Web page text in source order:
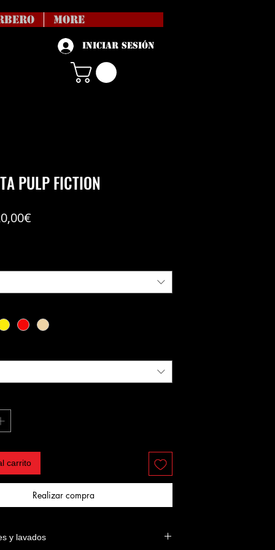
More
PULP FICTION
carrito
Realizar compra
y lavados
Iniciar sesión